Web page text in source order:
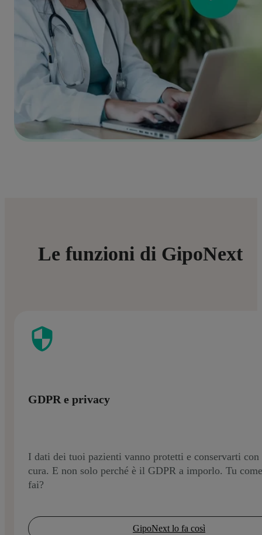
Le funzioni di GipoNext
GDPR e privacy
I dati dei tuoi pazienti vanno protetti e conservarti con
cura. E non solo perché è il GDPR a imporlo. Tu
fai?
GipoNext lo fa così